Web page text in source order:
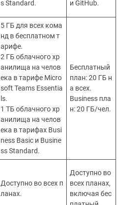
s Standard.
и GitHub.
5 ГБ для всех кома
нд в бесплатном т
арифе.
2 ГБ облачного хр
анилища на челов
ека в тарифе Micro
soft Teams Essentia
ls.
1 ТБ облачного хр
анилища на челов
ека в тарифах Busi
ness Basic и Busine
ss Standard.
Бесплатный
план: 20 ГБ н
а всех.
Business пла
н: 20 ГБ/чел.
Доступно во всех п
ланах.
Доступно во
всех планах,
включая бес